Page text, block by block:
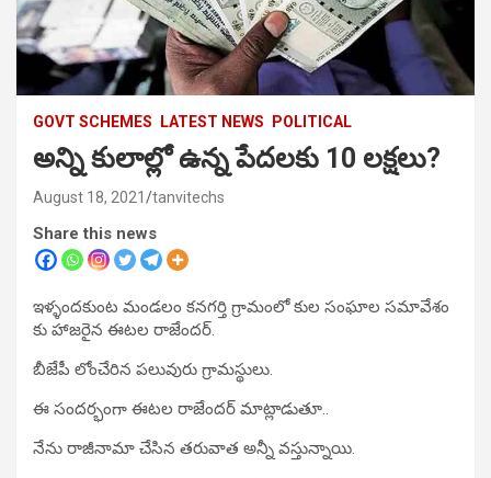
GOVT SCHEMES LATEST NEWS POLITICAL
అన్ని కులాల్లో ఉన్న పేదలకు 10 లక్షలు?
August 18, 2021 tanvitechs
Share this news
ఇళ్ళందకుంట మండలం కనగర్తి గ్రామంలో కుల సంఘాల సమావేశం
కు హాజరైన ఈటల రాజేందర్.
బీజేపీ లోంచేరిన పలువురు గ్రామస్థులు.
ఈ సందర్భంగా ఈటల రాజేందర్ మాట్లాడుతూ..
నేను రాజీనామా చేసిన తరువాత అన్నీ వస్తున్నాయి.